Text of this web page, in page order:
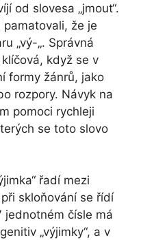
od slovesa „jmout“.
že je
„vý-„. Správná
když se v
formy žánrů, jako
rozpory. Návyk na
pomoci rychleji
se toto slovo
řadí mezi
skloňování se řídí
jednotném čísle má
„výjimky“, a v